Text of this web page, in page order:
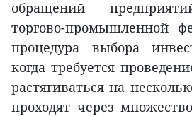
обращений
торгово-промышленной
процедура выбора
когда требуется
растягиваться на
проходят через